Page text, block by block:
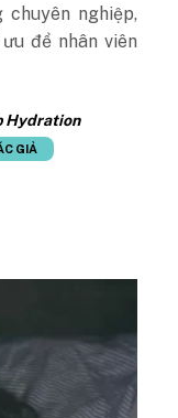
nghiệp,
để nhân viên
Hydration
GIẢ